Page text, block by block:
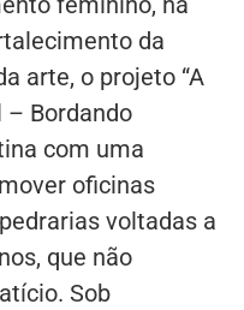
da
arte, o projeto “A
– Bordando
com uma
oficinas
voltadas a
que não
Sob